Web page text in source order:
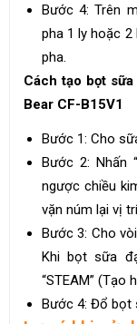
Bước 4: Trên
pha 1 ly hoặc 2
pha.
Cách tạo bọt
Bear CF-B15V1
Bước 1: Cho
Bước 2: Nhấn
ngược chiều
vặn núm lại vị
Bước 3: Cho
Khi bọt sữa
“STEAM” (Tạo
Bước 4: Đổ bọt